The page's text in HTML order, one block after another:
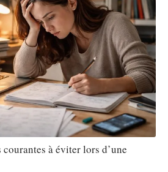
à éviter lors d’une